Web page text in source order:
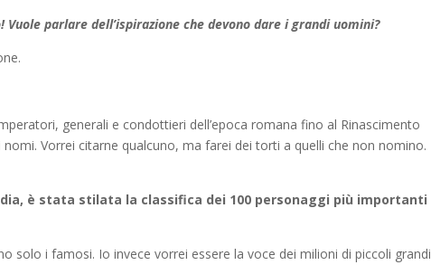
parlare dell’ispirazione che devono dare i grandi uomini?
generali e condottieri dell’epoca romana fino al Rinascimento
Vorrei citarne qualcuno, ma farei dei torti a quelli che non nomino.
è stata stilata la classifica dei 100 personaggi più importanti
solo i famosi. Io invece vorrei essere la voce dei milioni di piccoli grandi